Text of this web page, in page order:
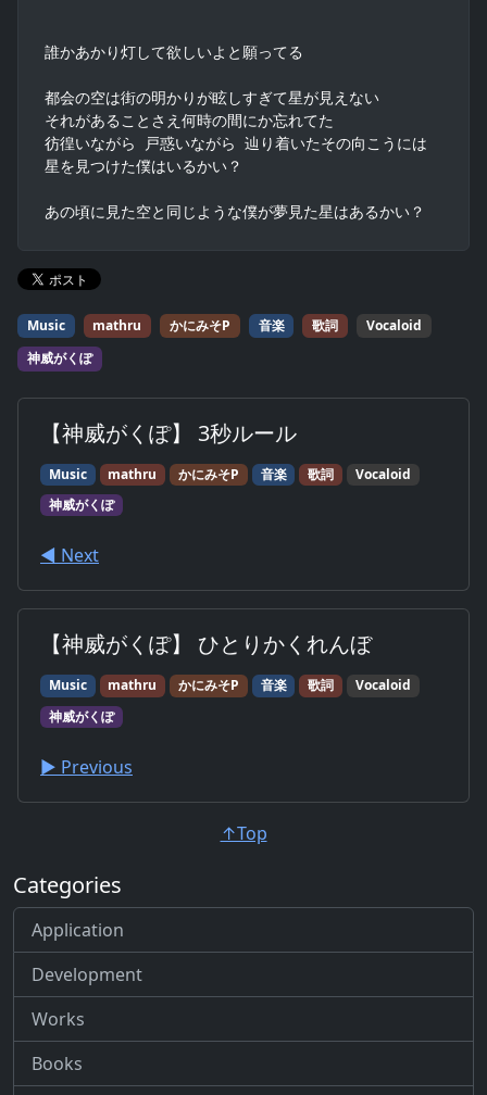
誰かあかり灯して欲しいよと願ってる
都会の空は街の明かりが眩しすぎて星が見えない
それがあることさえ何時の間にか忘れてた
彷徨いながら 戸惑いながら 辿り着いたその向こうには
星を見つけた僕はいるかい？
あの頃に見た空と同じような僕が夢見た星はあるかい？
Music mathru かにみそP 音楽 歌詞
Vocaloid
神威がくぽ
【神威がくぽ】 3秒ルール
Music mathru かにみそP 音楽 歌詞
Vocaloid
神威がくぽ
◀︎ Next
【神威がくぽ】 ひとりかくれんぼ
Music mathru かにみそP 音楽 歌詞
Vocaloid
神威がくぽ
▶︎ Previous
↑Top
Categories
Application
Development
Works
Books